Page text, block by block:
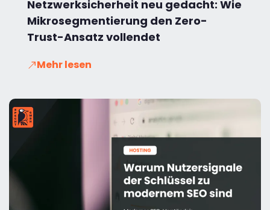
Netzwerksicherheit neu gedacht: Wie
Mikrosegmentierung den Zero-
Trust-Ansatz vollendet
Mehr lesen